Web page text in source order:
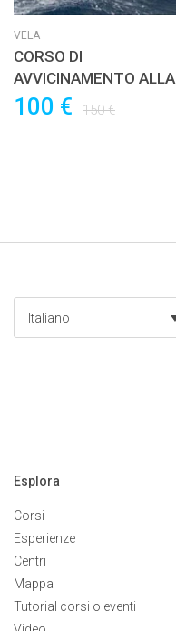
VELA
CORSO DI
AVVICINAMENTO ALLA
VELA D’ALTURA – 6 ORE
100 € 150 €
Italiano
Esplora
Corsi
Esperienze
Centri
Mappa
Tutorial corsi o eventi